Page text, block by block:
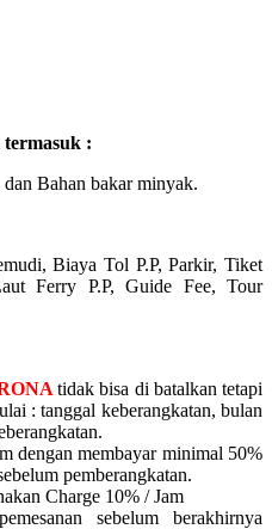
:
Bahan bakar minyak.
Biaya Tol P.P, Parkir, Tiket
Ferry P.P, Guide Fee, Tour
tidak bisa di batalkan tetapi
:tanggal keberangkatan, bulan
dengan membayar minimal 50%
pemberangkatan.
Charge 10% / Jam
sebelum berakhirnya